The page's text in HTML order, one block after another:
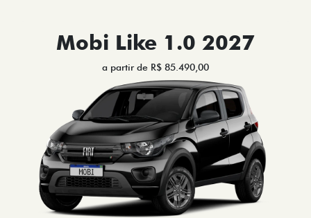
Mobi Like 1.0 2027
a partir de R$ 85.490,00